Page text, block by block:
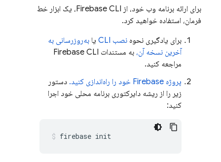
برای ارائه برنامه وب خود، از
FirebaseCLI، یک ابزار خط
فرمان، استفاده خواهید کرد.
برای یادگیری نحوه نصب CLI یا به‌روزرسانی به
آخرین نسخه آن، به مستندات Firebase CLI
مراجعه کنید.
پروژه Firebase خود را راه‌اندازی کنید.
دستور
زیر را از ریشه دایرکتوری برنامه محلی خود اجرا
کنید:
firebase init